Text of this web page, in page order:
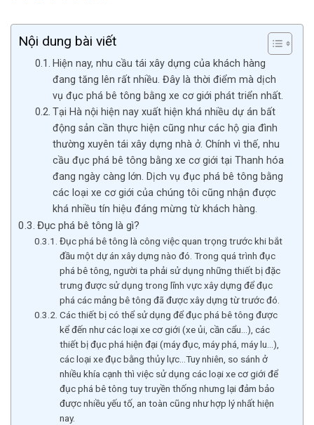
Nội dung bài viết
Hiện nay, nhu cầu tái xây dựng của khách hàng
đang tăng lên rất nhiều. Đây là thời điểm mà dịch
vụ đục phá bê tông bằng xe cơ giới phát triển nhất.
Tại Hà nội hiện nay xuất hiện khá nhiều dự án bất
động sản cần thực hiện cũng như các hộ gia đình
thường xuyên tái xây dựng nhà ở. Chính vì thế, nhu
cầu đục phá bê tông bằng xe cơ giới tại Thanh hóa
đang ngày càng lớn. Dịch vụ đục phá bê tông bằng
các loại xe cơ giới của chúng tôi cũng nhận được
khá nhiều tín hiệu đáng mừng từ khách hàng.
Đục phá bê tông là gì?
Đục phá bê tông là công việc quan trọng trước khi bắt
đầu một dự án xây dựng nào đó. Trong quá trình đục
phá bê tông, người ta phải sử dụng những thiết bị đặc
trưng được sử dụng trong lĩnh vực xây dựng để đục
phá các mảng bê tông đã được xây dựng từ trước đó.
Các thiết bị có thể sử dụng để đục phá bê tông được
kể đến như các loại xe cơ giới (xe ủi, cần cẩu…), các
thiết bị đục phá hiện đại (máy đục, máy phá, máy lu…),
các loại xe đục bằng thủy lực…Tuy nhiên, so sánh ở
nhiều khía cạnh thì việc sử dụng các loại xe cơ giới để
đục phá bê tông tuy truyền thống nhưng lại đảm bảo
được nhiều yếu tố, an toàn cũng như hợp lý nhất hiện
nay.